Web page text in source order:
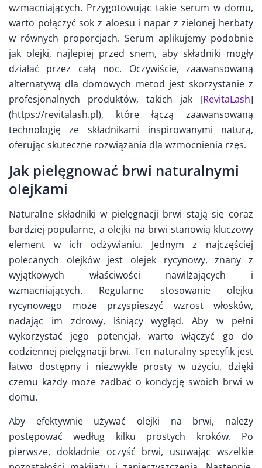
wzmacniających. Przygotowując takie serum w domu,
warto połączyć sok z aloesu i napar z zielonej herbaty
w równych proporcjach. Serum aplikujemy podobnie
jak olejki, najlepiej przed snem, aby składniki mogły
działać przez całą noc. Oczywiście, zaawansowaną
alternatywą dla domowych metod jest skorzystanie z
profesjonalnych produktów, takich jak [RevitaLash]
(https://revitalash.pl), które łączą zaawansowaną
technologię ze składnikami inspirowanymi naturą,
oferując skuteczne rozwiązania dla wzmocnienia rzęs.
Jak pielęgnować brwi naturalnymi
olejkami
Naturalne składniki w pielęgnacji brwi stają się coraz
bardziej popularne, a olejki na brwi stanowią kluczowy
element w ich odżywianiu. Jednym z najczęściej
polecanych olejków jest olejek rycynowy, znany z
wyjątkowych właściwości nawilżających i
wzmacniających. Regularne stosowanie olejku
rycynowego może przyspieszyć wzrost włosków,
nadając im zdrowy, lśniący wygląd. Aby w pełni
wykorzystać jego potencjał, warto włączyć go do
codziennej pielęgnacji brwi. Ten naturalny specyfik jest
łatwo dostępny i niezwykle prosty w użyciu, dzięki
czemu każdy może zadbać o kondycję swoich brwi w
domu.
Aby efektywnie używać olejki na brwi, należy
postępować według kilku prostych kroków. Po
pierwsze, dokładnie oczyść brwi, usuwając wszelkie